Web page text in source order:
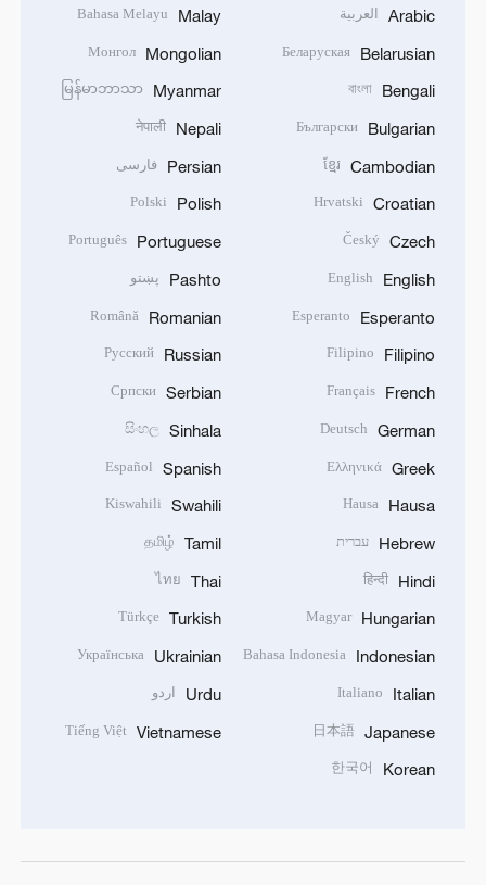
Arabic العربية
Belarusian
Беларуская
Bengali
বাংলা
Bulgarian
Български
Cambodian
ខ្មែរ
Croatian
Hrvatski
Czech
Český
English
English
Esperanto
Esperanto
Filipino
Filipino
French
Français
German
Deutsch
Greek
Ελληνικά
Hausa
Hausa
Hebrew עברית
Hindi
हिन्दी
Hungarian
Magyar
Indonesian
Bahasa Indonesia
Italian
Italiano
Japanese
日本語
Korean
한국어
Malay
Bahasa Melayu
Mongolian
Монгол
Myanmar
မြန်မာဘာသာ
Nepali
नेपाली
Persian فارسی
Polish
Polski
Portuguese
Português
Pashto پښتو
Romanian
Română
Russian
Русский
Serbian
Српски
Sinhala
සිංහල
Spanish
Español
Swahili
Kiswahili
Tamil
தமிழ்
Thai
ไทย
Turkish
Türkçe
Ukrainian
Українська
Urdu اردو
Vietnamese
Tiếng Việt